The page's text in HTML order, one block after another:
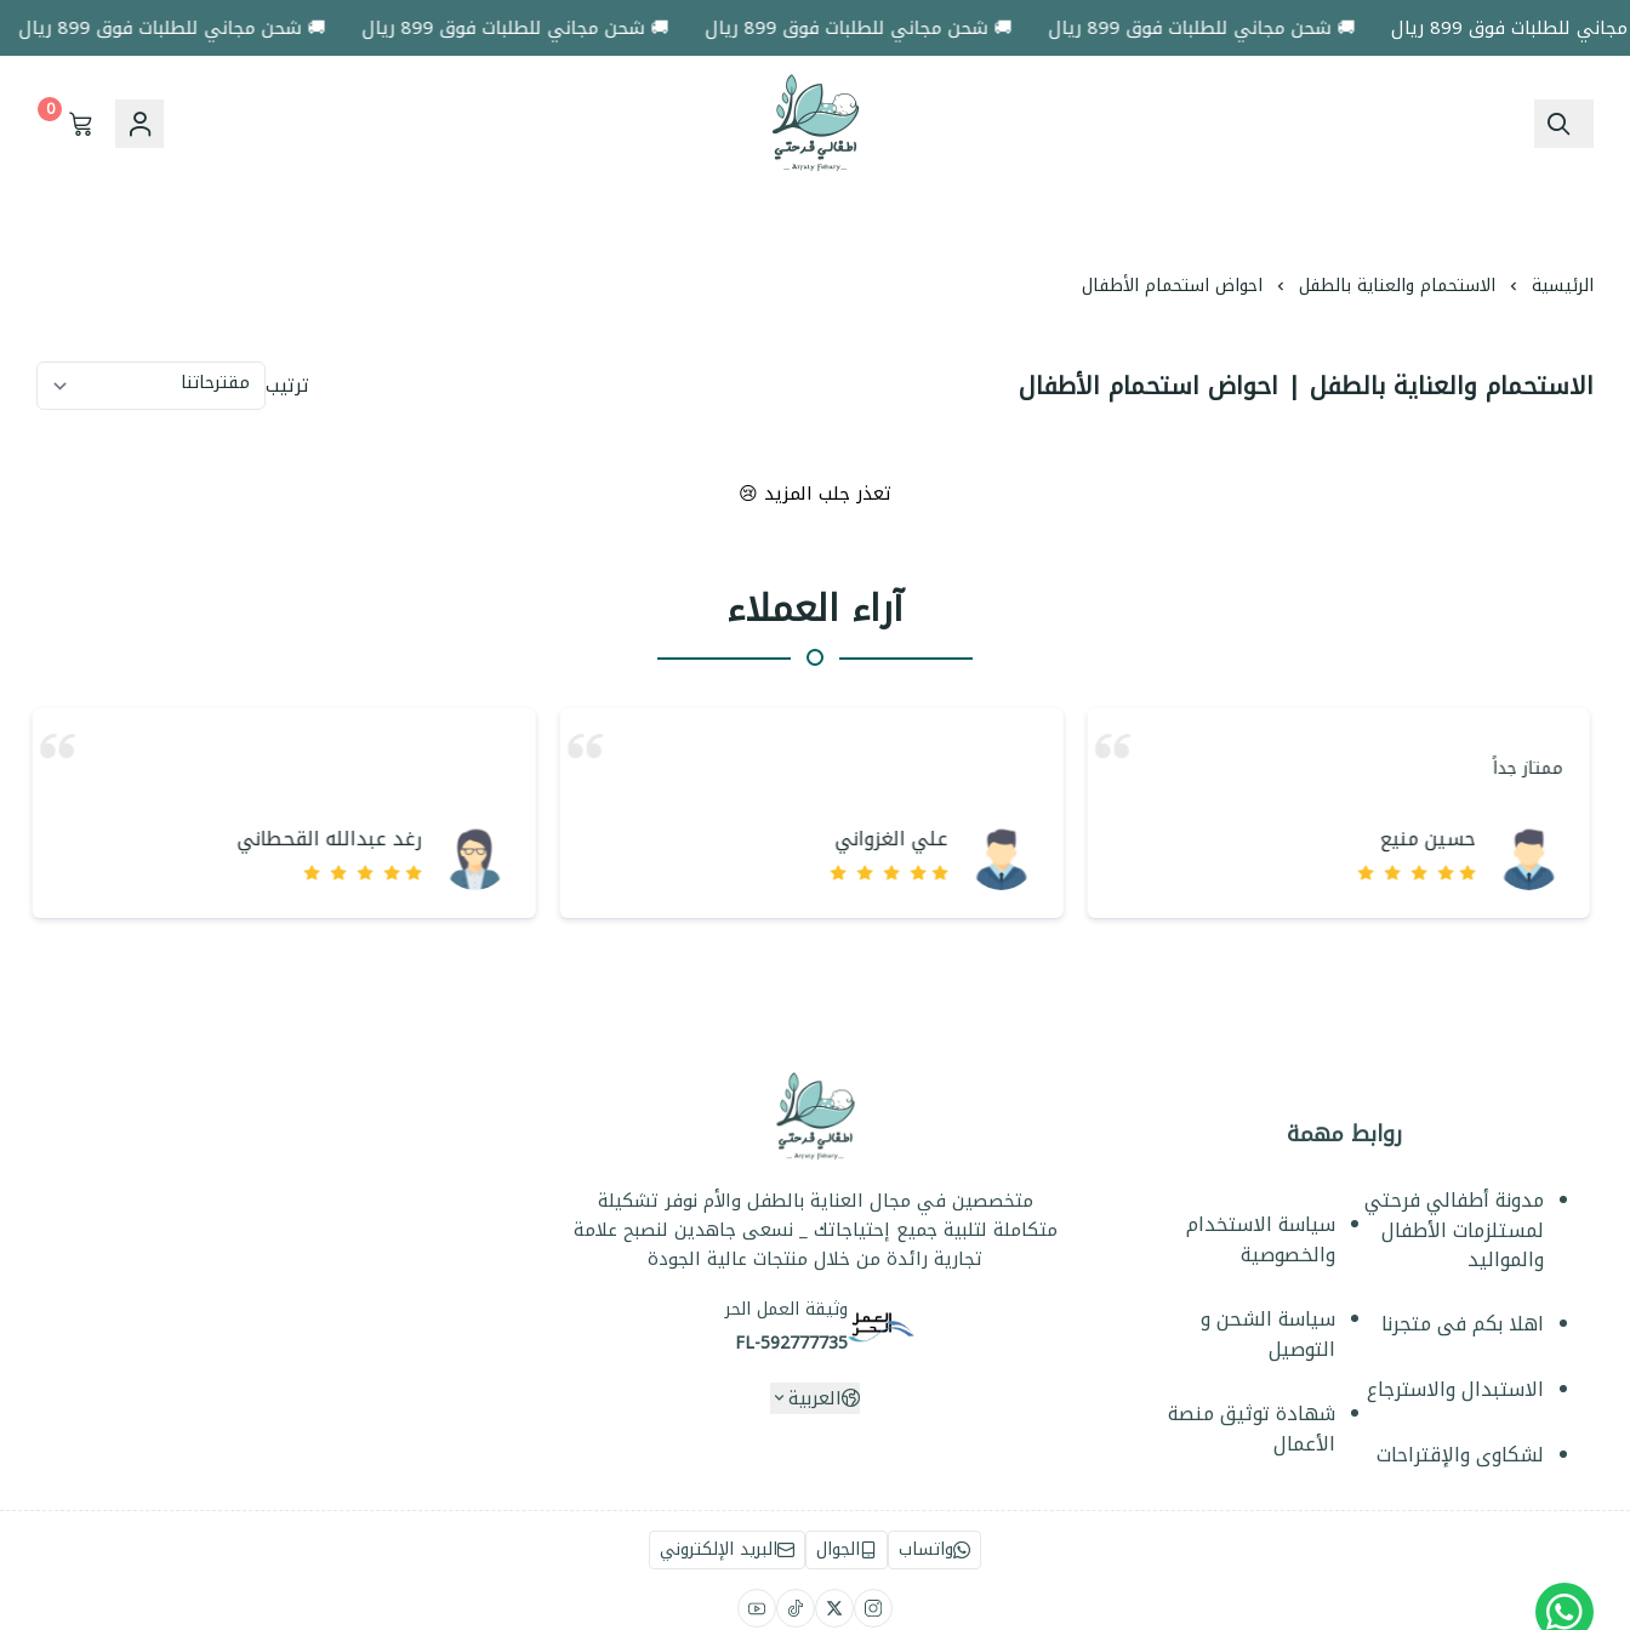
فوق 899 ريال 🚚 شحن مجاني للطلبات فوق 899 ريال 🚚 شحن مجاني للطلبات فوق 899 ريال 🚚 شحن مجاني للطلبات فوق 899 ريال 🚚 شحن مجاني للطلبات فوق 899 ريال
اطفالي فرحتي
0
الرئيسية الاستحمام والعناية بالطفل احواض استحمام الأطفال
الاستحمام والعناية بالطفل | احواض استحمام الأطفال ترتيب
تعذر جلب المزيد 😢
آراء العملاء
ممتاز جداً
حسين منيع علي الغزواني رغد عبدالله القحطاني
روابط مهمة
مدونة أطفالي فرحتي
لمستلزمات الأطفال
والمواليد
اهلا بكم فى متجرنا
الاستبدال والاسترجاع
لشكاوى والإقتراحات
سياسة الاستخدام
والخصوصية
سياسة الشحن و
التوصيل
شهادة توثيق منصة
الأعمال
متخصصين في مجال العناية بالطفل والأم نوفر تشكيلة
متكاملة لتلبية جميع إحتياجاتك _ نسعى جاهدين لنصبح علامة
تجارية رائدة من خلال منتجات عالية الجودة
وثيقة العمل الحر
FL-592777735
العربية
واتساب الجوال البريد الإلكتروني